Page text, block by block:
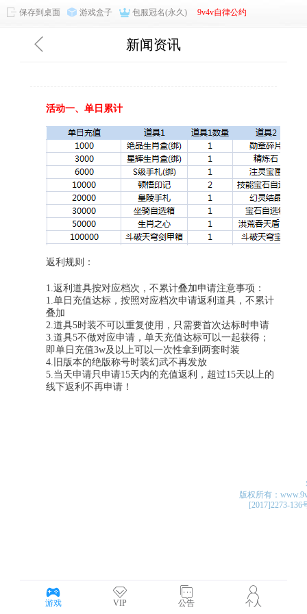
保存到桌面 游戏盒子 包服冠名(永久) 9v4v自律公约
新闻资讯
游戏 VIP 公告 个人
版权所有：
[2017]2273-136